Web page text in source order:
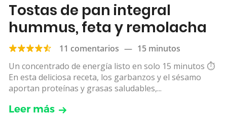
Tostas de pan integral
hummus, feta y remolacha
11 comentarios — 15 minutos
Un concentrado de energía listo en solo 15 minutos ⏱
️En esta deliciosa receta, los garbanzos y el sésamo
aportan proteínas y grasas saludables,...
Leer más